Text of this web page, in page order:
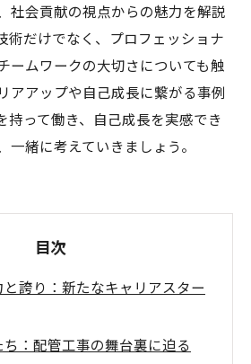
社会貢献の視点からの魅力を解説
術だけでなく、プロフェッショナ
ームワークの大切さについても触
アアップや自己成長に繋がる事例
持って働き、自己成長を実感でき
一緒に考えていきましょう。
目次
誇り：新たなキャリアスター
：配管工事の舞台裏に迫る